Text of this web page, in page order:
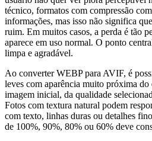
técnico, formatos com compressão
informações, mas isso não significa
ruim. Em muitos casos, a perda é tão
aparece em uso normal. O ponto
limpa e agradável.
Ao converter WEBP para AVIF, é
leves com aparência muito próxima do
imagem inicial, da qualidade
Fotos com textura natural podem
com texto, linhas duras ou detalhes
de 100%, 90%, 80% ou 60% deve